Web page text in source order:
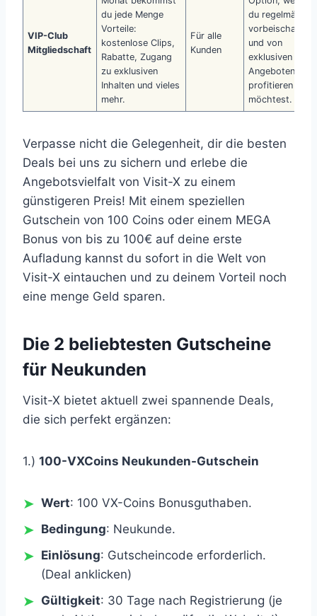
VIP-Club
Mitgliedschaft
du jede Menge
Vorteile:
kostenlose Clips,
Rabatte, Zugang
zu exklusiven
Inhalten und vieles
mehr.
Für alle
Kunden
du regelmäßig
vorbeischaust
und von
exklusiven
Angeboten
profitieren
möchtest.
Verpasse nicht die Gelegenheit, dir die besten
Deals bei uns zu sichern und erlebe die
Angebotsvielfalt von Visit-X zu einem
günstigeren Preis! Mit einem speziellen
Gutschein von 100 Coins oder einem MEGA
Bonus von bis zu 100€ auf deine erste
Aufladung kannst du sofort in die Welt von
Visit-X eintauchen und zu deinem Vorteil noch
eine menge Geld sparen.
Die 2 beliebtesten Gutscheine
für Neukunden
Visit-X bietet aktuell zwei spannende Deals,
die sich perfekt ergänzen:
1.) 100-VXCoins Neukunden-Gutschein
Wert: 100 VX-Coins Bonusguthaben.
Bedingung: Neukunde.
Einlösung: Gutscheincode erforderlich.
(Deal anklicken)
Gültigkeit: 30 Tage nach Registrierung (je